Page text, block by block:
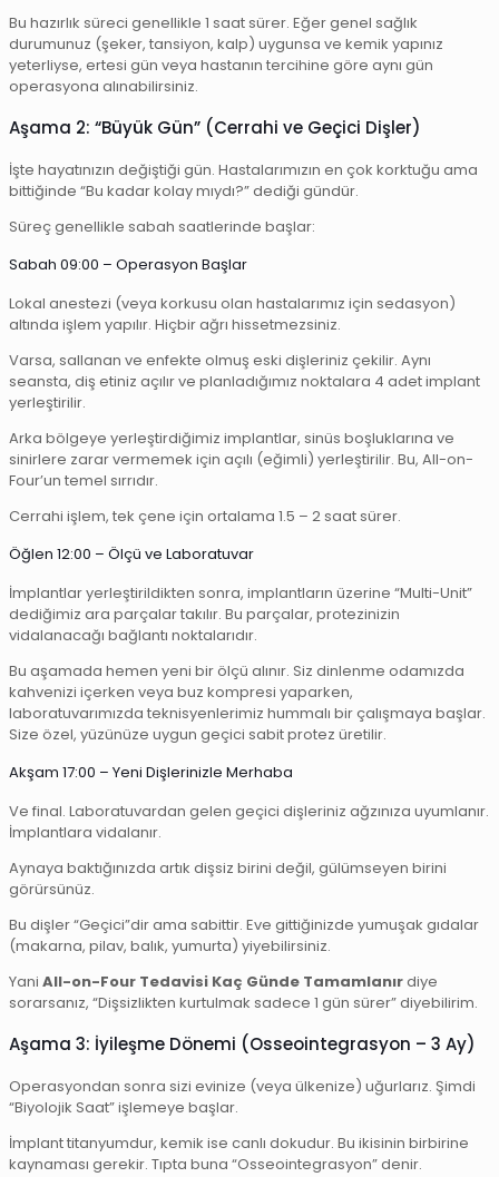
Bu hazırlık süreci genellikle 1 saat sürer. Eğer genel sağlık
durumunuz (şeker, tansiyon, kalp) uygunsa ve kemik yapınız
yeterliyse, ertesi gün veya hastanın tercihine göre aynı gün
operasyona alınabilirsiniz.
Aşama 2: “Büyük Gün” (Cerrahi ve Geçici Dişler)
İşte hayatınızın değiştiği gün. Hastalarımızın en çok korktuğu ama
bittiğinde “Bu kadar kolay mıydı?” dediği gündür.
Süreç genellikle sabah saatlerinde başlar:
Sabah 09:00 – Operasyon Başlar
Lokal anestezi (veya korkusu olan hastalarımız için sedasyon)
altında işlem yapılır. Hiçbir ağrı hissetmezsiniz.
Varsa, sallanan ve enfekte olmuş eski dişleriniz çekilir. Aynı
seansta, diş etiniz açılır ve planladığımız noktalara 4 adet implant
yerleştirilir.
Arka bölgeye yerleştirdiğimiz implantlar, sinüs boşluklarına ve
sinirlere zarar vermemek için açılı (eğimli) yerleştirilir. Bu, All-on-
Four’un temel sırrıdır.
Cerrahi işlem, tek çene için ortalama 1.5 – 2 saat sürer.
Öğlen 12:00 – Ölçü ve Laboratuvar
İmplantlar yerleştirildikten sonra, implantların üzerine “Multi-Unit”
dediğimiz ara parçalar takılır. Bu parçalar, protezinizin
vidalanacağı bağlantı noktalarıdır.
Bu aşamada hemen yeni bir ölçü alınır. Siz dinlenme odamızda
kahvenizi içerken veya buz kompresi yaparken,
laboratuvarımızda teknisyenlerimiz hummalı bir çalışmaya başlar.
Size özel, yüzünüze uygun geçici sabit protez üretilir.
Akşam 17:00 – Yeni Dişlerinizle Merhaba
Ve final. Laboratuvardan gelen geçici dişleriniz ağzınıza uyumlanır.
İmplantlara vidalanır.
Aynaya baktığınızda artık dişsiz birini değil, gülümseyen birini
görürsünüz.
Bu dişler “Geçici”dir ama sabittir. Eve gittiğinizde yumuşak gıdalar
(makarna, pilav, balık, yumurta) yiyebilirsiniz.
Yani All-on-Four Tedavisi Kaç Günde Tamamlanırdiye
sorarsanız, “Dişsizlikten kurtulmak sadece 1 gün sürer” diyebilirim.
Aşama 3: İyileşme Dönemi (Osseointegrasyon – 3 Ay)
Operasyondan sonra sizi evinize (veya ülkenize) uğurlarız. Şimdi
“Biyolojik Saat” işlemeye başlar.
İmplant titanyumdur, kemik ise canlı dokudur. Bu ikisinin birbirine
kaynaması gerekir. Tıpta buna “Osseointegrasyon” denir.